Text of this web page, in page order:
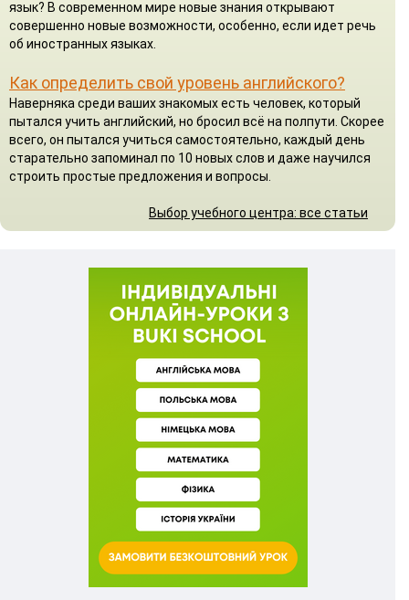
язык? В современном мире новые знания открывают
совершенно новые возможности, особенно, если идет речь
об иностранных языках.
Как определить свой уровень английского?
Наверняка среди ваших знакомых есть человек, который
пытался учить английский, но бросил всё на полпути. Скорее
всего, он пытался учиться самостоятельно, каждый день
старательно запоминал по 10 новых слов и даже научился
строить простые предложения и вопросы.
Выбор учебного центра: все статьи